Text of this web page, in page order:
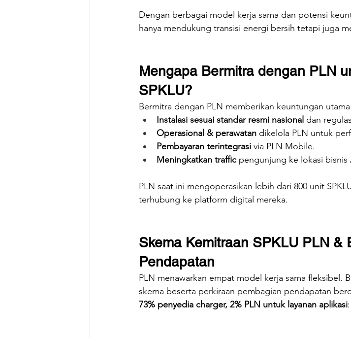
Dengan berbagai model kerja sama dan potensi
hanya mendukung transisi energi bersih tetapi juga
Mengapa Bermitra dengan PLN
SPKLU?
Bermitra dengan PLN memberikan keuntungan utama:
Instalasi sesuai standar resmi nasional dan
Operasional & perawatan dikelola PLN untuk
Pembayaran terintegrasi via PLN Mobile.
Meningkatkan traffic pengunjung ke lokasi bisnis
PLN saat ini mengoperasikan lebih dari 800 unit
terhubung ke platform digital mereka.
Skema Kemitraan SPKLU PLN &
Pendapatan
PLN menawarkan empat model kerja sama fleksibel.
skema beserta perkiraan pembagian pendapatan
73% penyedia charger, 2% PLN untuk layanan aplikasi: